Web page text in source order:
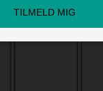
TILMELD MIG